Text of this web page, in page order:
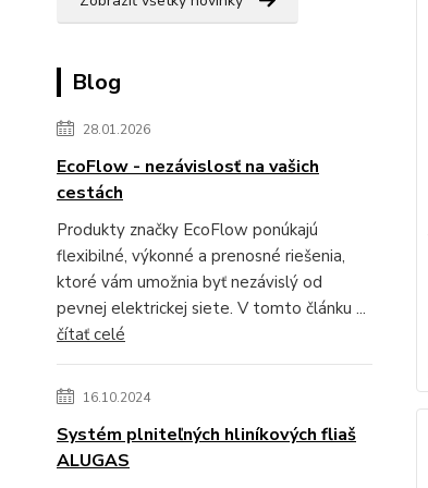
Blog
28.01.2026
EcoFlow - nezávislosť na vašich
cestách
Produkty značky EcoFlow ponúkajú
flexibilné, výkonné a prenosné riešenia,
ktoré vám umožnia byť nezávislý od
pevnej elektrickej siete. V tomto článku ...
čítať celé
16.10.2024
Systém plniteľných hliníkových fliaš
ALUGAS